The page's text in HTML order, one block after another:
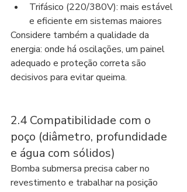
Trifásico (220/380V): mais estável
e eficiente em sistemas maiores
Considere também a qualidade da
energia: onde há oscilações, um painel
adequado e proteção correta são
decisivos para evitar queima.
2.4 Compatibilidade com o
poço (diâmetro, profundidade
e água com sólidos)
Bomba submersa precisa caber no
revestimento e trabalhar na posição